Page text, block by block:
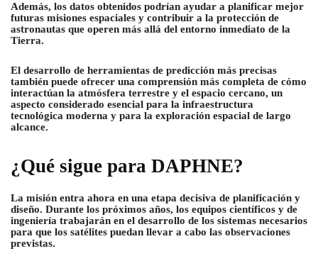
Además, los datos obtenidos podrían ayudar a planificar mejor
futuras misiones espaciales y contribuir a la protección de
astronautas que operen más allá del entorno inmediato de la
Tierra.
El desarrollo de herramientas de predicción más precisas
también puede ofrecer una comprensión más completa de cómo
interactúan la atmósfera terrestre y el espacio cercano, un
aspecto considerado esencial para la infraestructura
tecnológica moderna y para la exploración espacial de largo
alcance.
¿Qué sigue para DAPHNE?
La misión entra ahora en una etapa decisiva de planificación y
diseño. Durante los próximos años, los equipos científicos y de
ingeniería trabajarán en el desarrollo de los sistemas necesarios
para que los satélites puedan llevar a cabo las observaciones
previstas.